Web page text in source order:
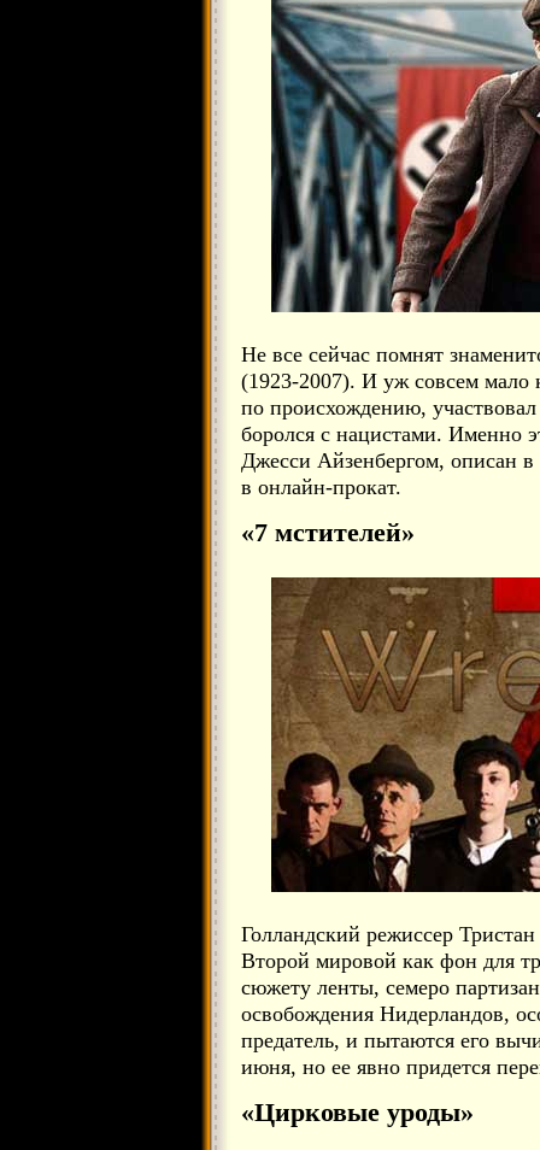
Не все сейчас помнят
(1923-2007). И уж совсем мало
по происхождению,
боролся с нацистами. Именно
Джесси Айзенбергом, описан
в онлайн-прокат.
«7 мстителей»
Голландский режиссер
Второй мировой как фон для
сюжету ленты, семеро
освобождения Нидерландов,
предатель, и пытаются его
июня, но ее явно придется
«Цирковые уроды»